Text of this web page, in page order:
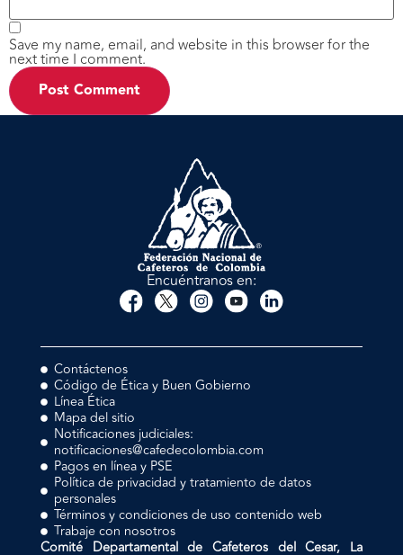
Save my name, email, and website in this browser for the
next time I comment.
Encuéntranos en:
Contáctenos
Código de Ética y Buen Gobierno
Línea Ética
Mapa del sitio
Notificaciones judiciales:
notificaciones@cafedecolombia.com
Pagos en línea y PSE
Política de privacidad y tratamiento de datos
personales
Términos y condiciones de uso contenido web
Trabaje con nosotros
Comité Departamental de Cafeteros del Cesar, La